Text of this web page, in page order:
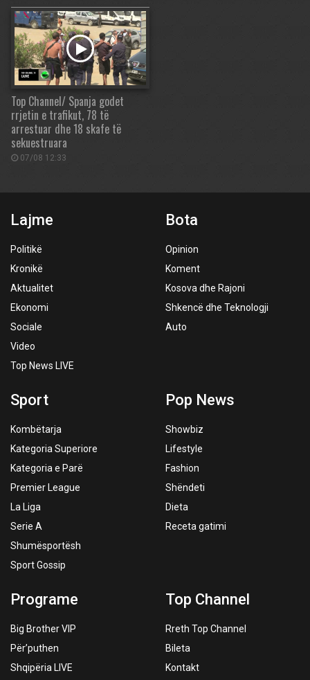
Top Channel/ Spanja godet
rrjetin e trafikut, 78 të
arrestuar dhe 18 skafe të
sekuestruara
07/08 12:33
Lajme
Politikë
Kronikë
Aktualitet
Ekonomi
Sociale
Video
Top News LIVE
Bota
Opinion
Koment
Kosova dhe Rajoni
Shkencë dhe Teknologji
Auto
Sport
Kombëtarja
Kategoria Superiore
Kategoria e Parë
Premier League
La Liga
Serie A
Shumësportësh
Sport Gossip
Pop News
Showbiz
Lifestyle
Fashion
Shëndeti
Dieta
Receta gatimi
Programe
Big Brother VIP
Për’puthen
Shqipëria LIVE
Top Channel
Rreth Top Channel
Bileta
Kontakt